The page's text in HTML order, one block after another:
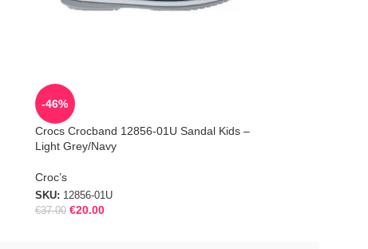
-46%
Crocs Crocband 12856-01U Sandal Kids –
Light Grey/Navy
Croc’s
SKU: 12856-01U
€37.00 €20.00